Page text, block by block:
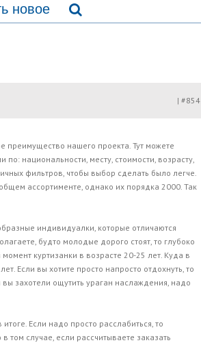
новое
#854
|
преимущество нашего проекта. Тут можете
национальности, месту, стоимости, возрасту,
фильтров, чтобы выбор сделать было легче.
ассортименте, однако их порядка 2000. Так
индивидуалки, которые отличаются
будто молодые дорого стоят, то глубоко
куртизанки в возрасте 20-25 лет. Куда в
Если вы хотите просто напросто отдохнуть, то
захотели ощутить ураган наслаждения, надо
Если надо просто расслабиться, то
случае, если рассчитываете заказать